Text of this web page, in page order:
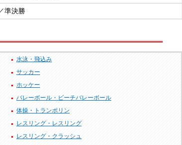
準決勝
水泳・飛込み
サッカー
ホッケー
バレーボール・ビーチバレーボール
体操・トランポリン
レスリング・レスリング
レスリング・クラッシュ